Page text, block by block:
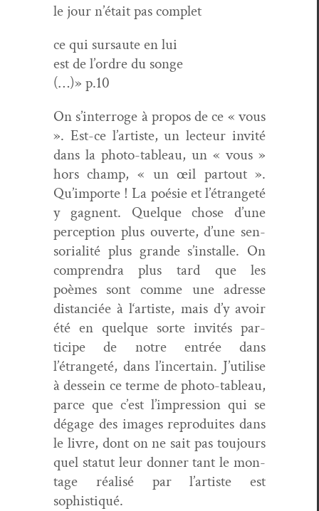
le jour n’était pas complet
ce qui sur­saute en lui
est de l’ordre du songe
(…)» p.10
On s’interroge à pro­pos de ce « vous
». Est-ce l’artiste, un lecteur invité
dans la pho­to-tableau, un « vous »
hors champ, « un œil partout ».
Qu’importe ! La poésie et l’étrangeté
y gag­nent. Quelque chose d’une
per­cep­tion plus ouverte, d’une sen­
so­ri­al­ité plus grande s’installe. On
com­pren­dra plus tard que les
poèmes sont comme une adresse
dis­tan­ciée à l‘artiste, mais d’y avoir
été en quelque sorte invités par­
ticipe de notre entrée dans
l’étrangeté, dans l’incertain. J’utilise
à des­sein ce terme de pho­to-tableau,
parce que c’est l’impression qui se
dégage des images repro­duites dans
le livre, dont on ne sait pas tou­jours
quel statut leur don­ner tant le mon­
tage réal­isé par l’artiste est
sophistiqué.